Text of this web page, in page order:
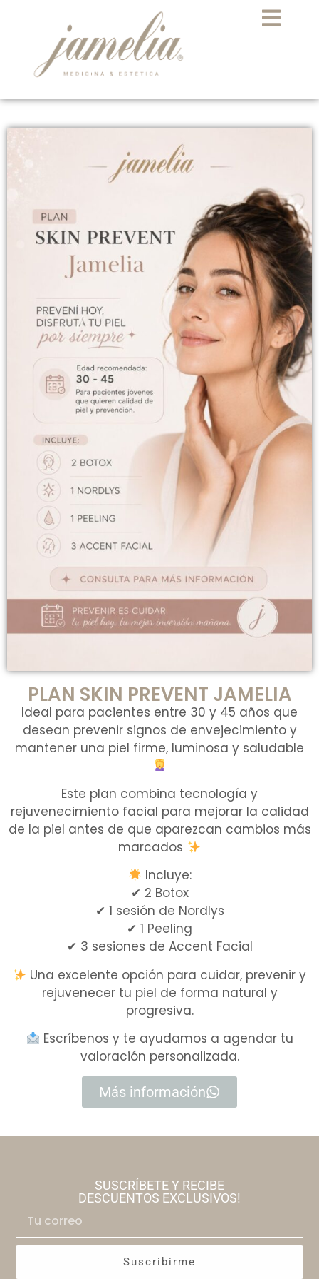
PLAN SKIN PREVENT JAMELIA
Ideal para pacientes entre 30 y 45 años que
desean prevenir signos de envejecimiento y
mantener una piel firme, luminosa y saludable
Este plan combina tecnología y
rejuvenecimiento facial para mejorar la calidad
de la piel antes de que aparezcan cambios más
marcados
Incluye:
✔ 2 Botox
✔ 1 sesión de Nordlys
✔ 1 Peeling
✔ 3 sesiones de Accent Facial
Una excelente opción para cuidar, prevenir y
rejuvenecer tu piel de forma natural y
progresiva.
Escríbenos y te ayudamos a agendar tu
valoración personalizada.
Más información
SUSCRÍBETE Y RECIBE
DESCUENTOS EXCLUSIVOS!
Suscribirme